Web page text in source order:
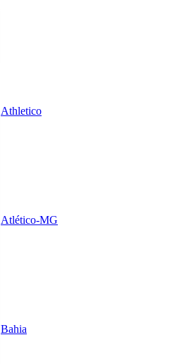
Athletico
Atlético-MG
Bahia